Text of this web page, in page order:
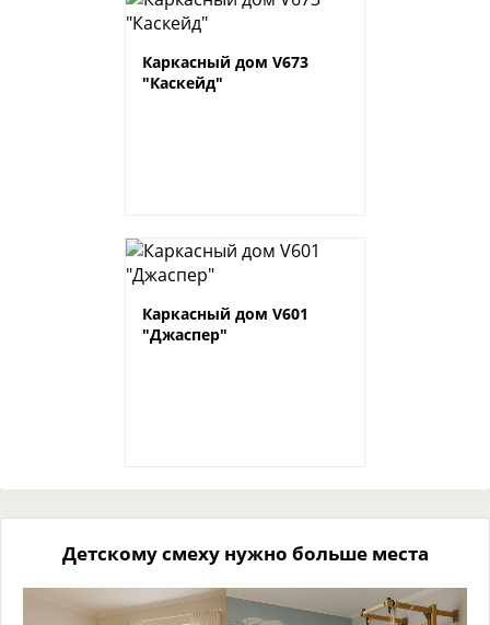
Каркасный дом V673
"Каскейд"
Каркасный дом V601
"Джаспер"
Детскому смеху нужно больше места